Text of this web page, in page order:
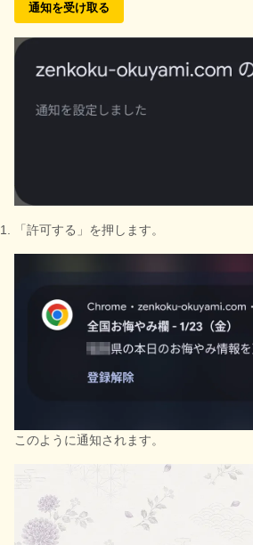
通知を受け取る
「許可する」を押します。
このように通知されます。